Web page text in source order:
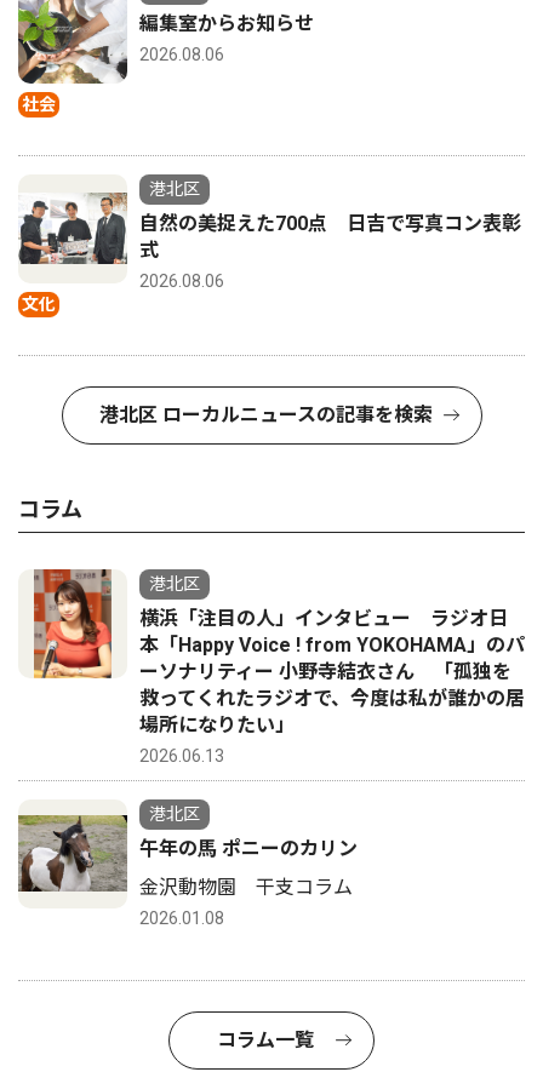
社会
編集室からお知らせ
2026.08.06
文化
港北区
自然の美捉えた700点 日吉で写真コン表彰
式
2026.08.06
港北区 ローカルニュースの記事を検索
コラム
港北区
横浜「注目の人」インタビュー ラジオ日
本「Happy Voice ! from YOKOHAMA」のパ
ーソナリティー 小野寺結衣さん 「孤独を
救ってくれたラジオで、今度は私が誰かの居
場所になりたい」
2026.06.13
港北区
午年の馬 ポニーのカリン
金沢動物園 干支コラム
2026.01.08
コラム一覧